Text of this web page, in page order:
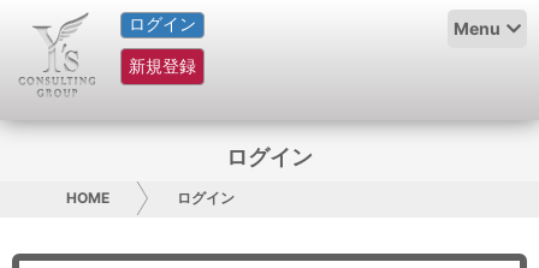
ログイン
新規登録
Menu
HOME
サービス紹介
グループ概要
採用情報
ログイン
HOME ログイン